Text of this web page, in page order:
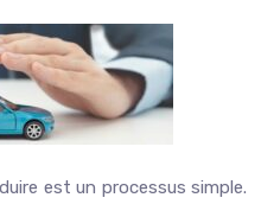
est un processus simple.